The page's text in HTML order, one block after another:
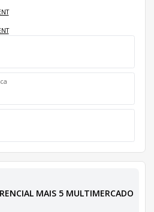
MAIS 5 MULTIMERCADO